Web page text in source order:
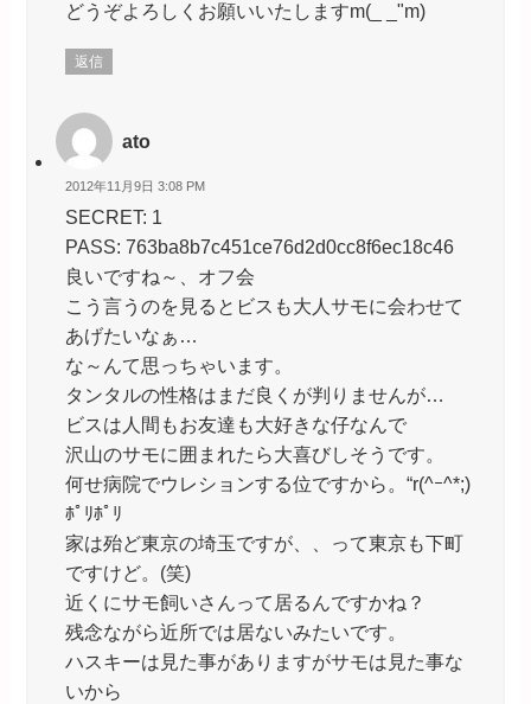
どうぞよろしくお願いいたしますm(_ _"m)
返信
ato
2012年11月9日 3:08 PM
SECRET: 1
PASS: 763ba8b7c451ce76d2d0cc8f6ec18c46
良いですね～、オフ会
こう言うのを見るとビスも大人サモに会わせて
あげたいなぁ…
な～んて思っちゃいます。
タンタルの性格はまだ良くが判りませんが…
ビスは人間もお友達も大好きな仔なんで
沢山のサモに囲まれたら大喜びしそうです。
何せ病院でウレションする位ですから。“r(^ｰ^*;)
ﾎﾟﾘﾎﾟﾘ
家は殆ど東京の埼玉ですが、、って東京も下町
ですけど。(笑)
近くにサモ飼いさんって居るんですかね？
残念ながら近所では居ないみたいです。
ハスキーは見た事がありますがサモは見た事な
いから